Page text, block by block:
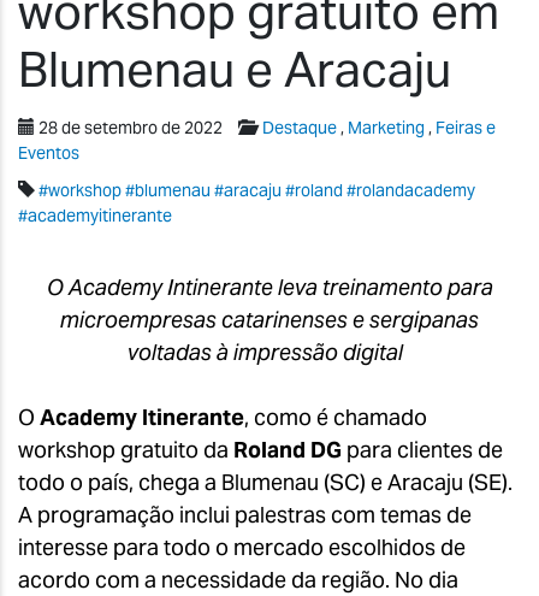
Blumenau e Aracaju
28 de setembro de 2022 Destaque , Marketing , Feiras e
Eventos
#workshop #blumenau #aracaju #roland #rolandacademy
#academyitinerante
O Academy Intinerante leva treinamento para
microempresas catarinenses e sergipanas
voltadas à impressão digital
O Academy Itinerante, como é chamado
workshop gratuito da Roland DG para clientes de
todo o país, chega a Blumenau (SC) e Aracaju (SE).
A programação inclui palestras com temas de
interesse para todo o mercado escolhidos de
acordo com a necessidade da região. No dia